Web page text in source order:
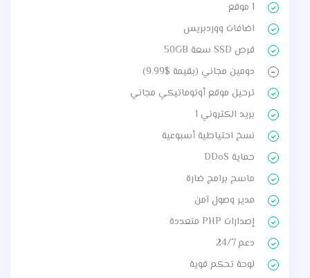
1 موقع
اضافات ووردبريس
قرص SSD سعة 50GB
دومين مجاني (بقيمة $9.99)
ترحيل موقع أوتوماتيكي مجاني
بريد الكتروني 1
نسخ احتياطية أسبوعية
حماية DDoS
ماسح برامج ضارة
مدير وصول آمن
إصدارات PHP متعددة
دعم 24/7
لوحة تحكم قوية